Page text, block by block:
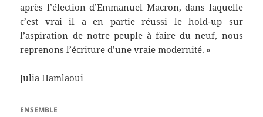
après l’élection d’Emmanuel Macron, dans laquelle
c’est vrai il a en partie réussi le hold-up sur
l’aspiration de notre peuple à faire du neuf, nous
reprenons l’écriture d’une vraie modernité. »
Julia Hamlaoui
ENSEMBLE